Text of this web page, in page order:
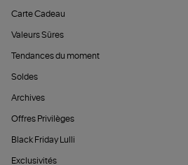
Carte Cadeau
Valeurs Sûres
Tendances du moment
Soldes
Archives
Offres Privilèges
Black Friday Lulli
Exclusivités